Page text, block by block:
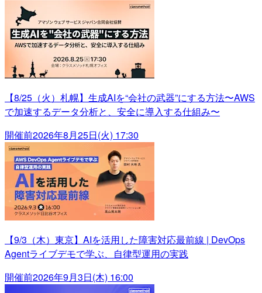
【8/25（火）札幌】生成AIを“会社の武器”にする方法〜AWS
で加速するデータ分析と、安全に導入する仕組み〜
開催前2026年8月25日(火) 17:30
【9/3（木）東京】AIを活用した障害対応最前線 | DevOps
Agentライブデモで学ぶ、自律型運用の実践
開催前2026年9月3日(木) 16:00